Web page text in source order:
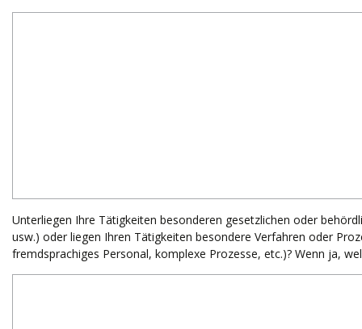
Unterliegen Ihre Tätigkeiten besonderen gesetzlichen oder
usw.) oder liegen Ihren Tätigkeiten besondere Verfahren oder
fremdsprachiges Personal, komplexe Prozesse, etc.)? Wenn ja,